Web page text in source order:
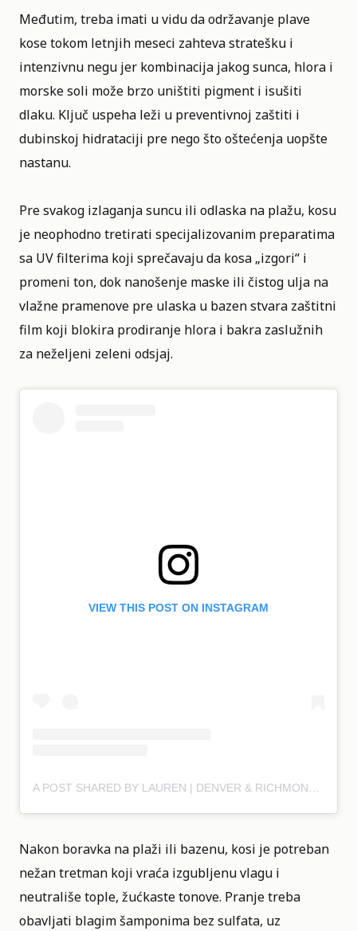
Međutim, treba imati u vidu da održavanje plave
kose tokom letnjih meseci zahteva stratešku i
intenzivnu negu jer kombinacija jakog sunca, hlora i
morske soli može brzo uništiti pigment i isušiti
dlaku. Ključ uspeha leži u preventivnoj zaštiti i
dubinskoj hidrataciji pre nego što oštećenja uopšte
nastanu.
Pre svakog izlaganja suncu ili odlaska na plažu, kosu
je neophodno tretirati specijalizovanim preparatima
sa UV filterima koji sprečavaju da kosa „izgori“ i
promeni ton, dok nanošenje maske ili čistog ulja na
vlažne pramenove pre ulaska u bazen stvara zaštitni
film koji blokira prodiranje hlora i bakra zaslužnih
za neželjeni zeleni odsjaj.
VIEW THIS POST ON INSTAGRAM
A POST SHARED BY LAUREN | DENVER & RICHMOND | LIVED IN COLOR (@LAURENAUSTIN_STYLIST)
Nakon boravka na plaži ili bazenu, kosi je potreban
nežan tretman koji vraća izgubljenu vlagu i
neutrališe tople, žućkaste tonove. Pranje treba
obavljati blagim šamponima bez sulfata, uz